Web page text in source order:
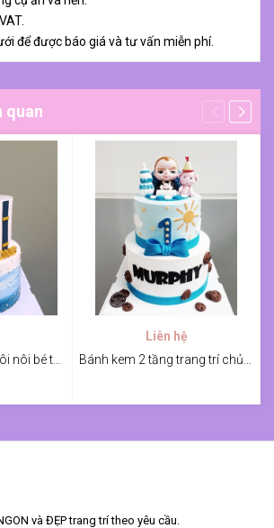
để được báo giá và tư vấn miễn phí.
quan
Liên hệ
và ĐẸP trang trí theo yêu cầu.